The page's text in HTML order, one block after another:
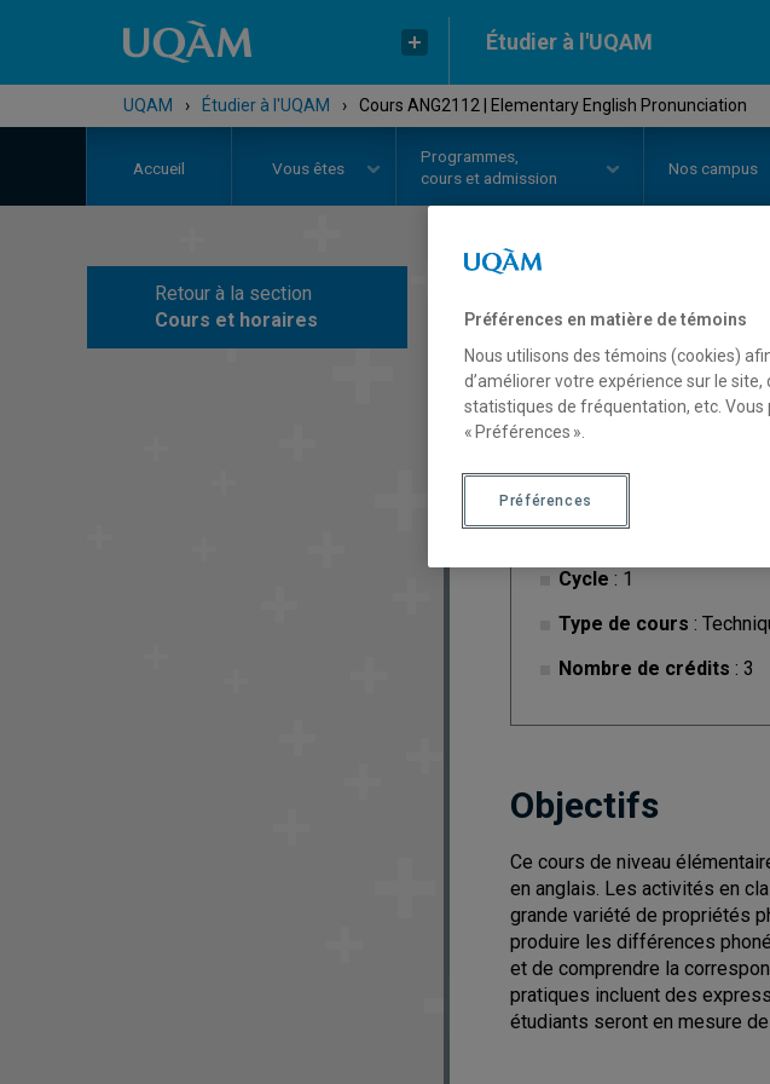
Étudier à l'UQAM
UQAM › Étudier à l'UQAM › Cours ANG2112 | Elementary English Pronunciation
Accueil Vous êtes
Programmes,
cours et admission
Nos campus
Retour à la section
Cours et horaires
COURS//
Description
Cycle : 1
Type de cours :
Nombre de crédits : 3
Objectifs
Ce cours de niveau
en anglais. Les activités en
grande variété de propriétés
produire les différences
et de comprendre la
pratiques incluent des
étudiants seront en mesure
Préférences en matière de témoins
Nous utilisons des témoins (cookies)
d’améliorer votre expérience sur le
statistiques de fréquentation, etc.
« Préférences ».
Préférences